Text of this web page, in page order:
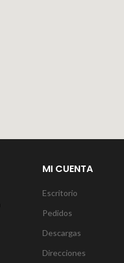
MI CUENTA
Escritorio
Pedidos
Descargas
Direcciones